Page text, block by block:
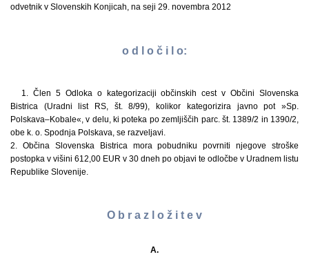
odvetnik v Slovenskih Konjicah, na seji 29. novembra 2012
o d l o č i l o:
1. Člen 5 Odloka o kategorizaciji občinskih cest v Občini Slovenska
Bistrica (Uradni list RS, št. 8/99), kolikor kategorizira javno pot »Sp.
Polskava–Kobale«, v delu, ki poteka po zemljiščih parc. št. 1389/2 in 1390/2,
obe k. o. Spodnja Polskava, se razveljavi.
2. Občina Slovenska Bistrica mora pobudniku povrniti njegove stroške
postopka v višini 612,00 EUR v 30 dneh po objavi te odločbe v Uradnem listu
Republike Slovenije.
O b r a z l o ž i t e v
A.